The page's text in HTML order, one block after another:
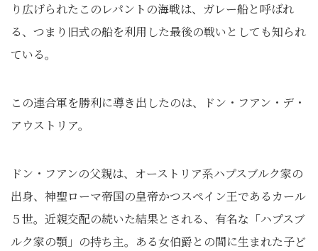
り広げられたこのレパントの海戦は、ガレー船と呼ばれ
る、つまり旧式の船を利用した最後の戦いとしても知られ
ている。
この連合軍を勝利に導き出したのは、ドン・フアン・デ・
アウストリア。
ドン・フアンの父親は、オーストリア系ハプスブルク家の
出身、神聖ローマ帝国の皇帝かつスペイン王であるカール
５世。近親交配の続いた結果とされる、有名な「ハプスブ
ルク家の顎」の持ち主。ある女伯爵との間に生まれた子ど